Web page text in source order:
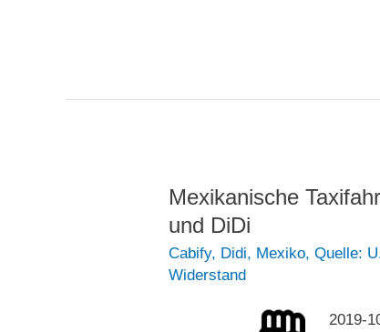
während
tobt
Uber
der
Drogenkrieg
Mexikanische
und DiDi
Cabify, Didi, Mexiko,Quelle:
Widerstand
2019-